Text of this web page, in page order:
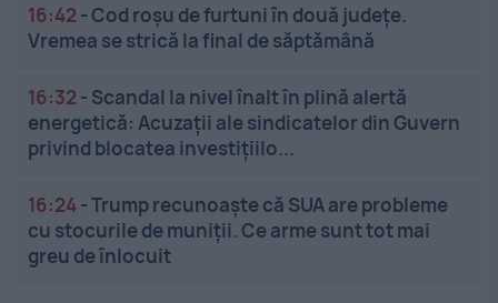
16:42 -Cod roșu de furtuni în două județe.
Vremea se strică la final de săptămână
16:32 - Scandal la nivel înalt în plină alertă
energetică: Acuzații ale sindicatelor din Guvern
privind blocatea investițiilo...
16:24-Trump recunoaște că SUA are probleme
cu stocurile de muniții. Ce arme sunt tot mai
greu de înlocuit